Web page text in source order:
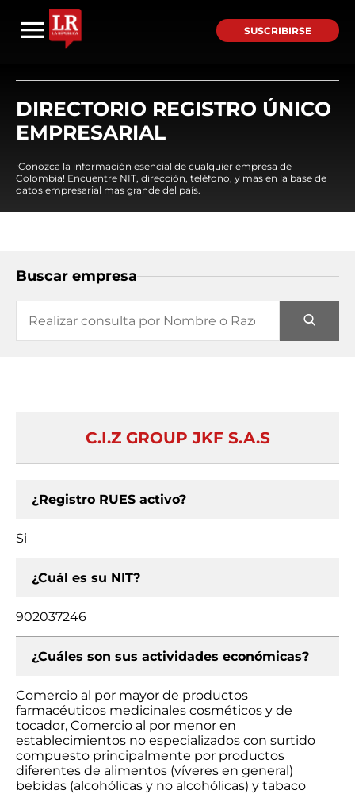
SUSCRIBIRSE
DIRECTORIO REGISTRO ÚNICO
EMPRESARIAL
¡Conozca la información esencial de cualquier empresa de
Colombia! Encuentre NIT, dirección, teléfono, y mas en la base de
datos empresarial mas grande del país.
Buscar empresa
C.I.Z GROUP JKF S.A.S
¿Registro RUES activo?
Si
¿Cuál es su NIT?
902037246
¿Cuáles son sus actividades económicas?
Comercio al por mayor de productos
farmacéuticos medicinales cosméticos y de
tocador, Comercio al por menor en
establecimientos no especializados con surtido
compuesto principalmente por productos
diferentes de alimentos (víveres en general)
bebidas (alcohólicas y no alcohólicas) y tabaco